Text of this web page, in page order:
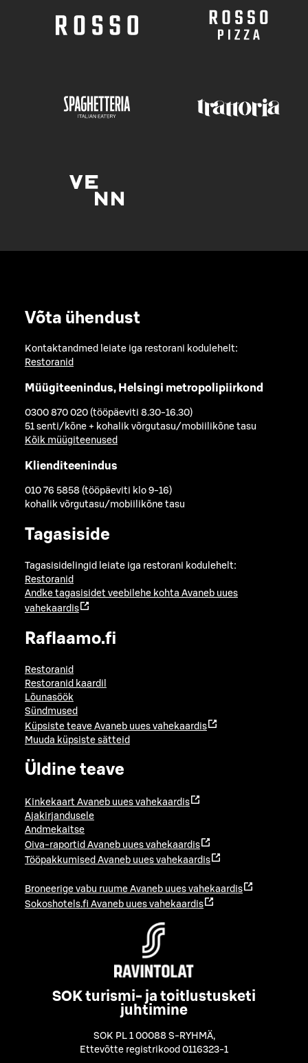
Võta ühendust
Kontaktandmed leiate iga restorani kodulehelt:
Restoranid
Müügiteenindus, Helsingi metropolipiirkond
0300 870 020 (tööpäeviti 8.30-16.30)
51 senti/kõne + kohalik võrgutasu/mobiilikõne tasu
Kõik müügiteenused
Klienditeenindus
010 76 5858 (tööpäeviti klo 9-16)
kohalik võrgutasu/mobiilikõne tasu
Tagasiside
Tagasisidelingid leiate iga restorani kodulehelt:
Restoranid
Andke tagasisidet veebilehe kohta Avaneb uues
vahekaardis
Raflaamo.fi
Restoranid
Restoranid kaardil
Lõunasöök
Sündmused
Küpsiste teave Avaneb uues vahekaardis
Muuda küpsiste sätteid
Üldine teave
Kinkekaart Avaneb uues vahekaardis
Ajakirjandusele
Andmekaitse
Oiva-raportid Avaneb uues vahekaardis
Tööpakkumised Avaneb uues vahekaardis
Broneerige vabu ruume Avaneb uues vahekaardis
Sokoshotels.fi Avaneb uues vahekaardis
SOK turismi- ja toitlustusketi
juhtimine
SOK PL 1 00088 S-RYHMÄ,
Ettevõtte registrikood 0116323-1